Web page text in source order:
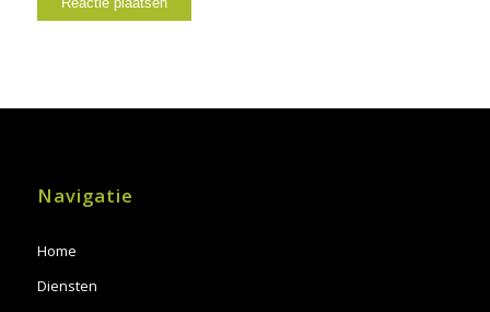
Navigatie
Home
Diensten